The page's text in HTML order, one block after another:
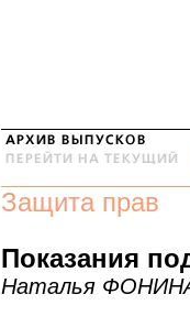
Защита прав
Показания
Наталья